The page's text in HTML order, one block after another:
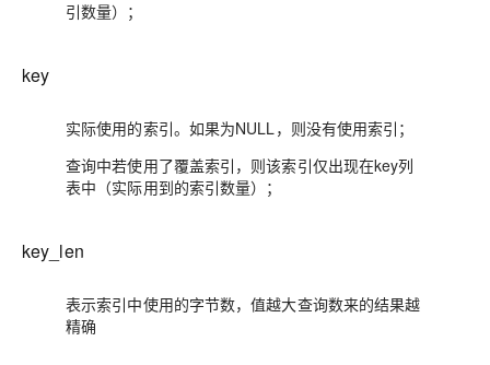
引数量）；
key
实际使用的索引。如果为NULL，则没有使用索引；
查询中若使用了覆盖索引，则该索引仅出现在key列
表中（实际用到的索引数量）；
key_len
表示索引中使用的字节数，值越大查询数来的结果越
精确